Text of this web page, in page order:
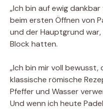
„Ich bin auf ewig
beim ersten Öffnen von
und der Hauptgrund
Block hatten.
„Ich bin mir voll
klassische römische
Pfeffer und Wasser
Und wenn ich heute